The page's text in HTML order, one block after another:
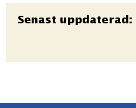
Sidinformation
Senast uppdaterad: